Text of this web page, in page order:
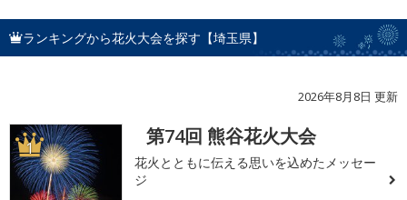
ランキングから花火大会を探す【埼玉県】
2026年8月8日 更新
1 第74回 熊谷花火大会
花火とともに伝える思いを込めたメッセー
ジ